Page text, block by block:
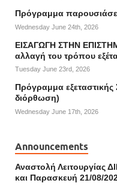
Πρόγραμμα
Wednesday June 24th, 2026
ΕΙΣΑΓΩΓΗ ΣΤΗΝ
αλλαγή του τρόπου
Tuesday June 23rd, 2026
Πρόγραμμα
διόρθωση)
Wednesday June 17th, 2026
Announcements
Αναστολή Λειτουργίας
και Παρασκευή 21/08/